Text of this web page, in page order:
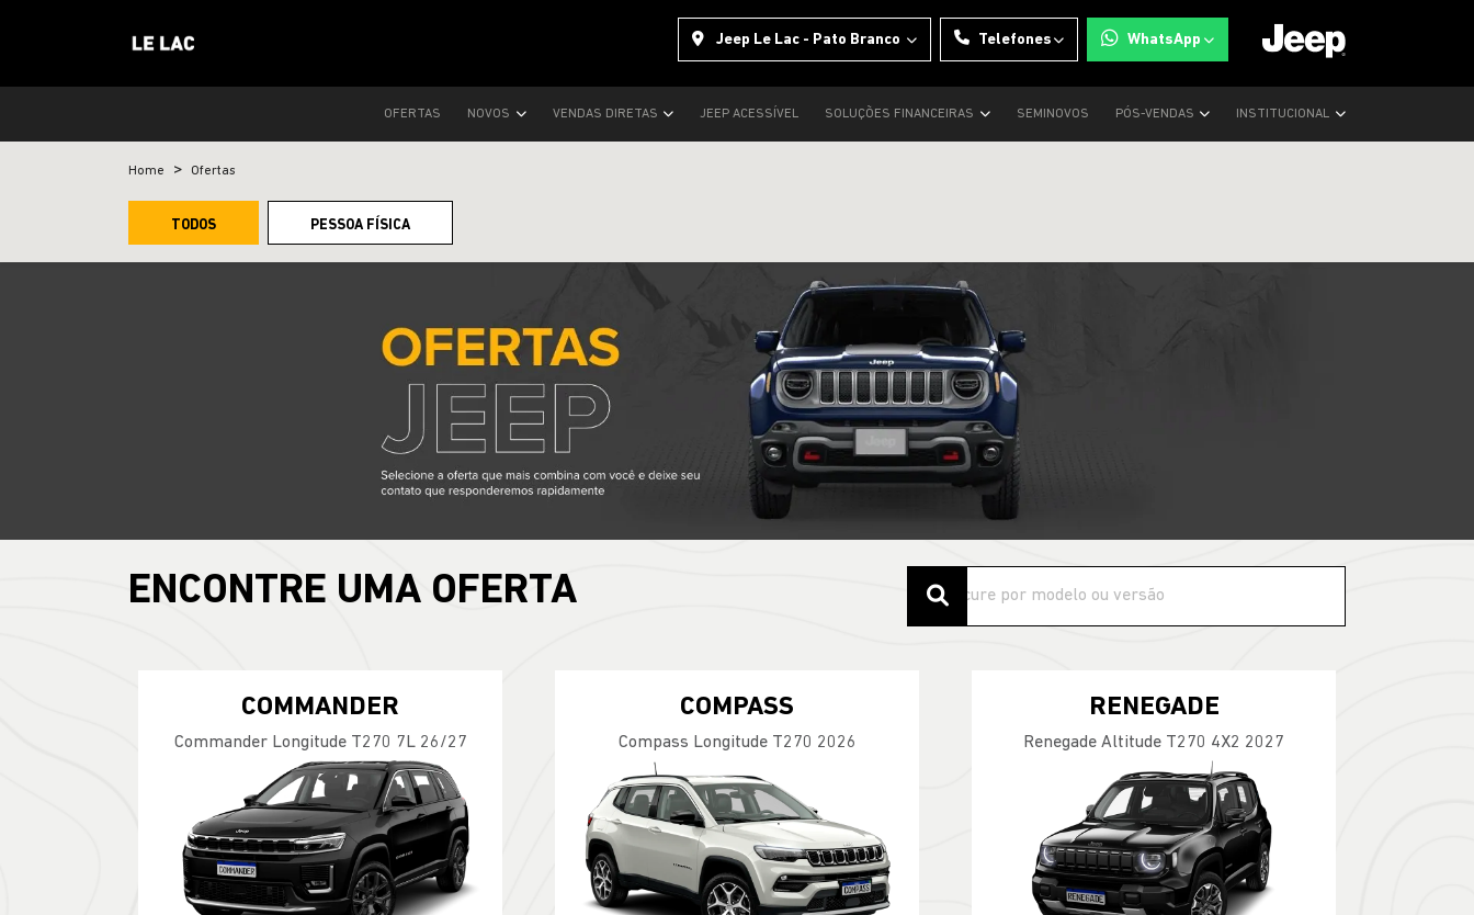
Jeep Le Lac - Pato Branco Telefones WhatsApp
OFERTAS NOVOS VENDAS DIRETAS JEEP ACESSÍVEL SOLUÇÕES FINANCEIRAS SEMINOVOS PÓS-VENDAS INSTITUCIONAL
Home Ofertas
TODOS PESSOA FÍSICA
ENCONTRE UMA OFERTA
COMMANDER
Commander Longitude T270 7L 26/27
COMPASS
Compass Longitude T270 2026
RENEGADE
Renegade Altitude T270 4X2 2027